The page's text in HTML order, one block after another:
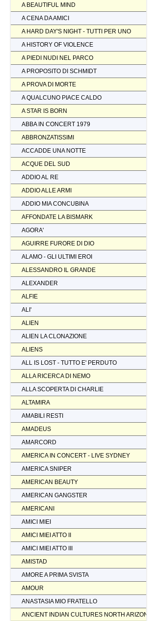
A BEAUTIFUL MIND
A CENA DA AMICI
A HARD DAY'S NIGHT - TUTTI PER UNO
A HISTORY OF VIOLENCE
A PIEDI NUDI NEL PARCO
A PROPOSITO DI SCHMIDT
A PROVA DI MORTE
A QUALCUNO PIACE CALDO
A STAR IS BORN
ABBA IN CONCERT 1979
ABBRONZATISSIMI
ACCADDE UNA NOTTE
ACQUE DEL SUD
ADDIO AL RE
ADDIO ALLE ARMI
ADDIO MIA CONCUBINA
AFFONDATE LA BISMARK
AGORA'
AGUIRRE FURORE DI DIO
ALAMO - GLI ULTIMI EROI
ALESSANDRO IL GRANDE
ALEXANDER
ALFIE
ALI'
ALIEN
ALIEN LA CLONAZIONE
ALIENS
ALL IS LOST - TUTTO E' PERDUTO
ALLA RICERCA DI NEMO
ALLA SCOPERTA DI CHARLIE
ALTAMIRA
AMABILI RESTI
AMADEUS
AMARCORD
AMERICA IN CONCERT - LIVE SYDNEY
AMERICA SNIPER
AMERICAN BEAUTY
AMERICAN GANGSTER
AMERICANI
AMICI MIEI
AMICI MIEI ATTO II
AMICI MIEI ATTO III
AMISTAD
AMORE A PRIMA SVISTA
AMOUR
ANASTASIA MIO FRATELLO
ANCIENT INDIAN CULTURES NORTH ARIZONA